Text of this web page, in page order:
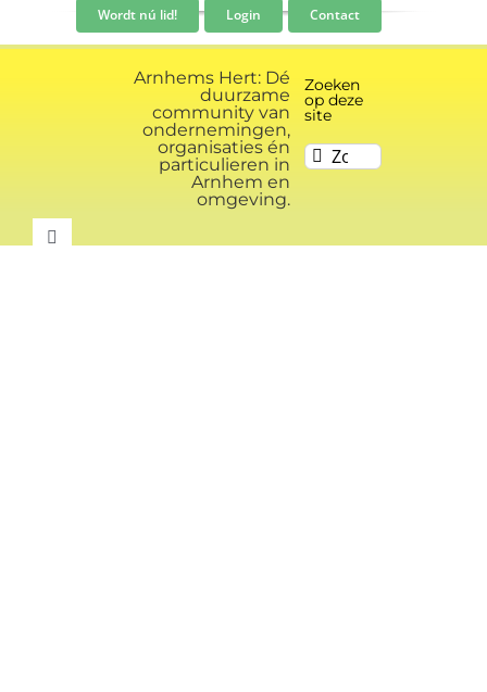
inhoud
Wordt nú lid! Login Contact
Arnhems Hert: Dé
duurzame
community van
ondernemingen,
organisaties én
particulieren in
Arnhem en
omgeving.
Zoeken
op deze
site
Zoeken
naar:
Toggle